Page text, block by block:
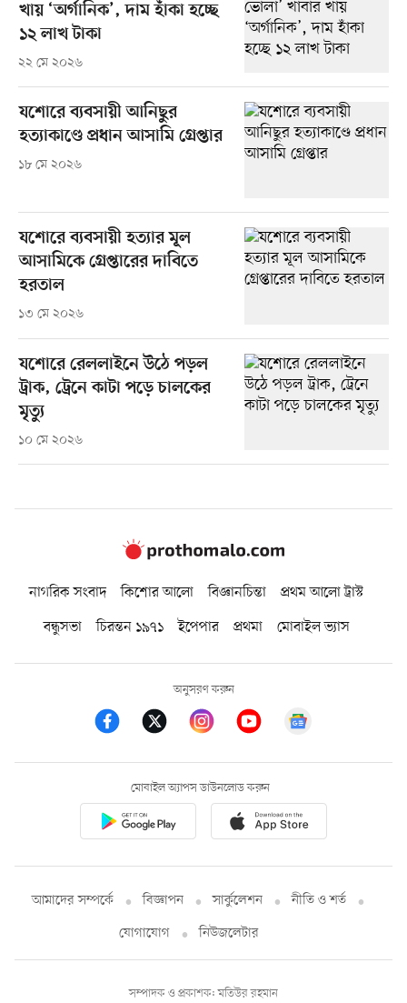
খায় ‘অর্গানিক’, দাম হাঁকা হচ্ছে
১২ লাখ টাকা
২২ মে ২০২৬
যশোরে ব্যবসায়ী আনিছুর
হত্যাকাণ্ডে প্রধান আসামি গ্রেপ্তার
১৮ মে ২০২৬
যশোরে ব্যবসায়ী হত্যার মূল
আসামিকে গ্রেপ্তারের দাবিতে
হরতাল
১৩ মে ২০২৬
যশোরে রেললাইনে উঠে পড়ল
ট্রাক, ট্রেনে কাটা পড়ে চালকের
মৃত্যু
১০ মে ২০২৬
নাগরিক সংবাদ কিশোর আলো বিজ্ঞানচিন্তা
প্রথম আলো ট্রাস্ট
বন্ধুসভা
চিরন্তন ১৯৭১ ইপেপার প্রথমা মোবাইল ভ্যাস
অনুসরণ করুন
মোবাইল অ্যাপস ডাউনলোড করুন
আমাদের সম্পর্কে বিজ্ঞাপন সার্কুলেশন
নীতি ও শর্ত
যোগাযোগ
নিউজলেটার
সম্পাদক ও প্রকাশক: মতিউর রহমান